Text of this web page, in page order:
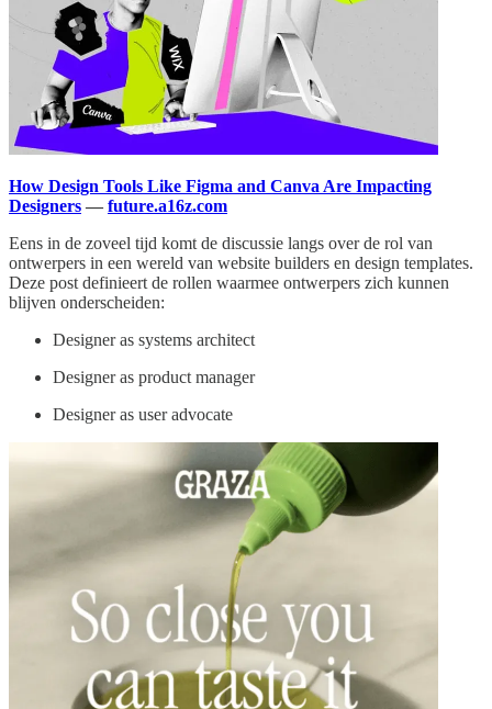
How Design Tools Like Figma and Canva Are Impacting
Designers — future.a16z.com
Eens in de zoveel tijd komt de discussie langs over de rol van
ontwerpers in een wereld van website builders en design templates.
Deze post definieert de rollen waarmee ontwerpers zich kunnen
blijven onderscheiden:
Designer as systems architect
Designer as product manager
Designer as user advocate